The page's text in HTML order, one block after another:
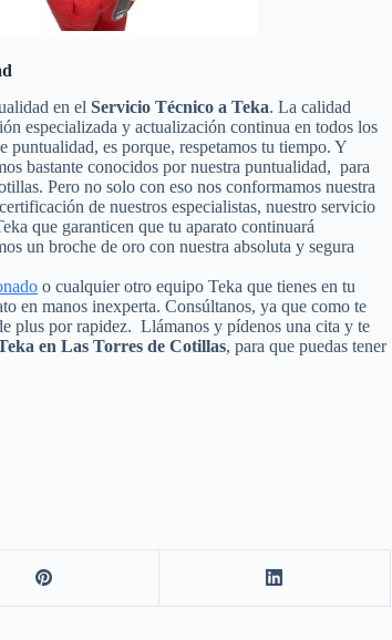
en el Servicio Técnico a Teka. La calidad
especializada y actualización continua en todos los
puntualidad, es porque, respetamos tu tiempo. Y
bastante conocidos por nuestra puntualidad, para
Pero no solo con eso nos conformamos nuestra
de nuestros especialistas, nuestro servicio
que garanticen que tu aparato continuará
un broche de oro con nuestra absoluta y segura
o cualquier otro equipo Teka que tienes en tu
en manos inexperta. Consúltanos, ya que como te
plus por rapidez. Llámanos y pídenos una cita y te
en Las Torres de Cotillas, para que puedas tener